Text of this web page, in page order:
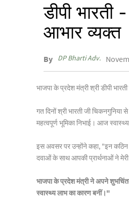
डीपी
आभार व्यक्त
By DP Bharti Adv.
भाजपा के प्रदेश मंत्री श्री डीपी
गत दिनों श्री भारती जी
महत्वपूर्ण भूमिका निभाई। आज
इस अवसर पर उन्होंने कहा, "इन
दवाओं के साथ आपकी प्रार्थनाओं ने
भाजपा के प्रदेश मंत्री ने अपने
स्वास्थ्य लाभ का कारण बनीं।"